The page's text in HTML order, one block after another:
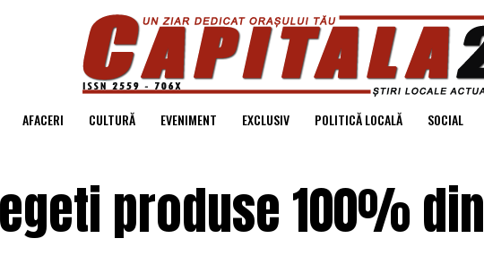
AFACERI CULTURĂ EVENIMENT EXCLUSIV POLITICĂ LOCALĂ SOCIAL
produse 100% din